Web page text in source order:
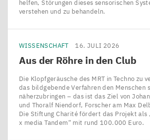
helfen, Störungen dieses sensorischen
verstehen und zu behandeln.
WISSENSCHAFT 16. JULI 2026
Aus der Röhre in den Club
Die Klopfgeräusche des MRT in Techno zu
das bildgebende Verfahren den Menschen
näherzubringen – das ist das Ziel von
und Thoralf Niendorf, Forscher am Max
Die Stiftung Charité fördert das Projekt als
x media Tandem“ mit rund 100.000 Euro.